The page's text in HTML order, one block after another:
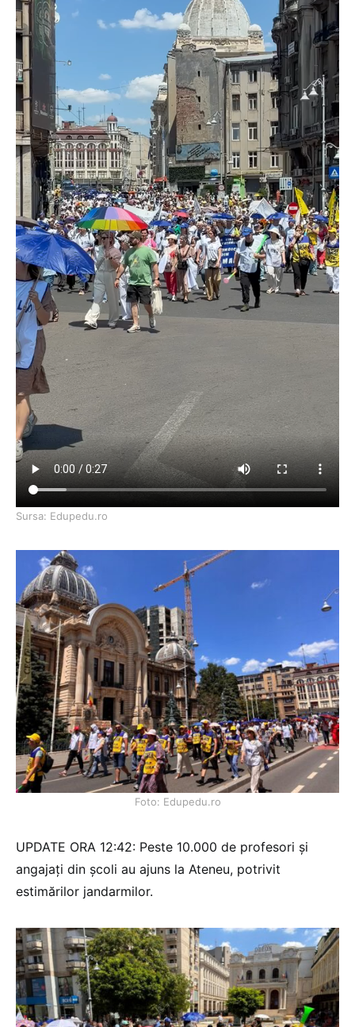
Sursa: Edupedu.ro
Foto: Edupedu.ro
UPDATE ORA 12:42: Peste 10.000 de profesori și
angajați din școli au ajuns la Ateneu, potrivit
estimărilor jandarmilor.